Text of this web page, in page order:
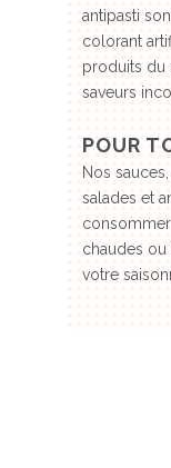
antipasti
colorant
produits du
saveurs
POUR
Nos
salades et
chaudes ou
votre